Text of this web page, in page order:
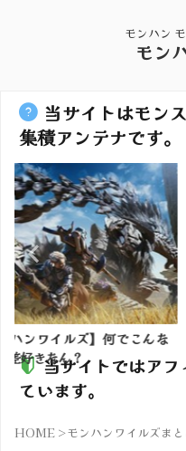
モンハン
モン
当サイトはモン
集積アンテナです。
でこんな
【モンハン
とどっちが
当サイトではア
ています。
HOME >モンハンワイルズまと